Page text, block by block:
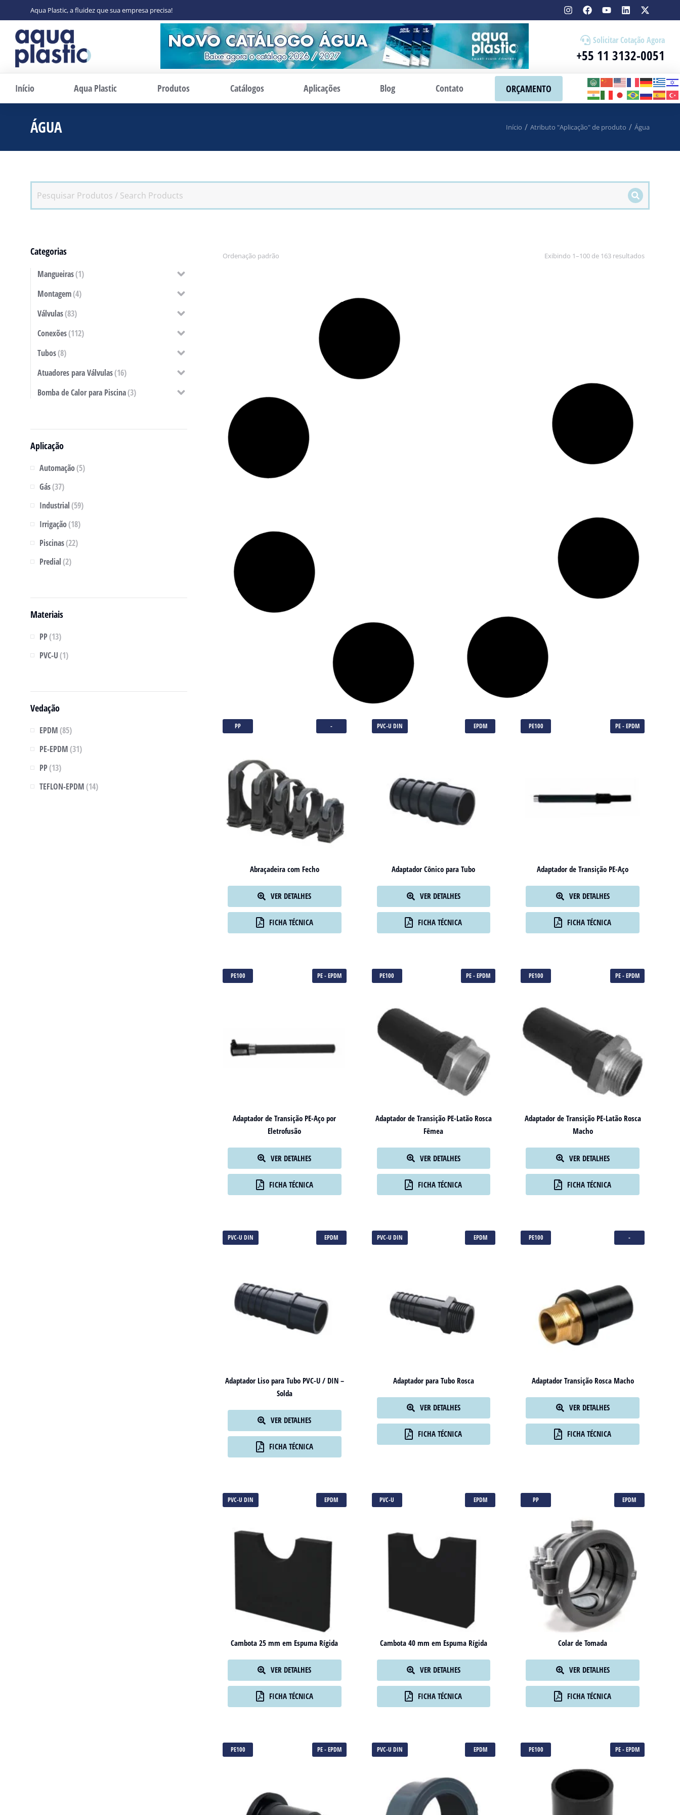
Aqua Plastic, a fluidez que sua empresa precisa!
Solicitar Cotação Agora
+55 11 3132-0051
Início Aqua Plastic Produtos Catálogos Aplicações Blog Contato ORÇAMENTO
ÁGUA Início Atributo "Aplicação" de produto Água
Categorias
Mangueiras(1)
Montagem(4)
Válvulas(83)
Conexões(112)
Tubos(8)
Atuadores para Válvulas(16)
Bomba de Calor para Piscina(3)
Aplicação
Automação(5)
Gás(37)
Industrial(59)
Irrigação(18)
Piscinas(22)
Predial(2)
Materiais
PP(13)
PVC-U(1)
Vedação
EPDM(85)
PE-EPDM(31)
PP(13)
TEFLON-EPDM(14)
Exibindo 1–100 de 163 resultados
PP -
Abraçadeira com Fecho
VER DETALHES
FICHA TÉCNICA
PVC-U DIN EPDM
Adaptador Cônico para Tubo
VER DETALHES
FICHA TÉCNICA
PE100 PE - EPDM
Adaptador de Transição PE-Aço
VER DETALHES
FICHA TÉCNICA
PE100 PE - EPDM
Adaptador de Transição PE-Aço por
Eletrofusão
VER DETALHES
FICHA TÉCNICA
PE100 PE - EPDM
Adaptador de Transição PE-Latão Rosca
Fêmea
VER DETALHES
FICHA TÉCNICA
PE100 PE - EPDM
Adaptador de Transição PE-Latão Rosca
Macho
VER DETALHES
FICHA TÉCNICA
PVC-U DIN EPDM
Adaptador Liso para Tubo PVC-U / DIN –
Solda
VER DETALHES
FICHA TÉCNICA
PVC-U DIN EPDM
Adaptador para Tubo Rosca
VER DETALHES
FICHA TÉCNICA
PE100 -
Adaptador Transição Rosca Macho
VER DETALHES
FICHA TÉCNICA
PVC-U DIN EPDM
Cambota 25 mm em Espuma Rígida
VER DETALHES
FICHA TÉCNICA
PVC-U EPDM
Cambota 40 mm em Espuma Rígida
VER DETALHES
FICHA TÉCNICA
PP EPDM
Colar de Tomada
VER DETALHES
FICHA TÉCNICA
PE100 PE - EPDM PVC-U DIN EPDM PE100 PE - EPDM